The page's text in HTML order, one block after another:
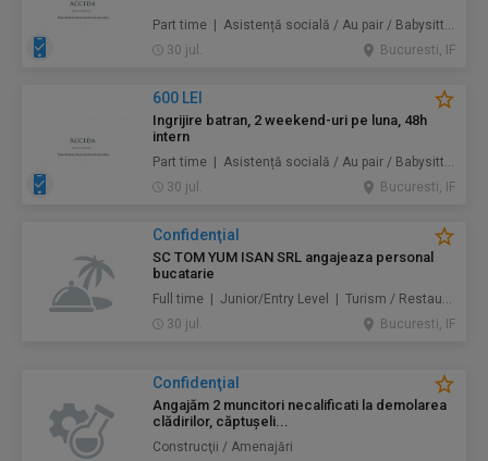
Part time | Asistență socială / Au pair / Babysitter / Curăţenie / Prestări servicii
30 jul.
Bucuresti, IF
600 LEI
Ingrijire batran, 2 weekend-uri pe luna, 48h
intern
Part time | Asistență socială / Au pair / Babysitter / Curăţenie / Prestări servicii
30 jul.
Bucuresti, IF
Confidenţial
SC TOM YUM ISAN SRL angajeaza personal
bucatarie
Full time | Junior/Entry Level | Turism / Restaurante / Hoteluri
30 jul.
Bucuresti, IF
Confidenţial
Angajăm 2 muncitori necalificati la demolarea
clădirilor, căptușeli...
Construcţii / Amenajări